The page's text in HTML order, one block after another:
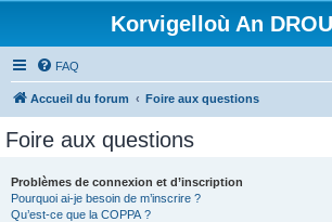
Korvigelloù An
FAQ
Accueil du forum Foire aux questions
Foire aux questions
Problèmes de connexion et d’inscription
Pourquoi ai-je besoin de m’inscrire ?
Qu’est-ce que la COPPA ?